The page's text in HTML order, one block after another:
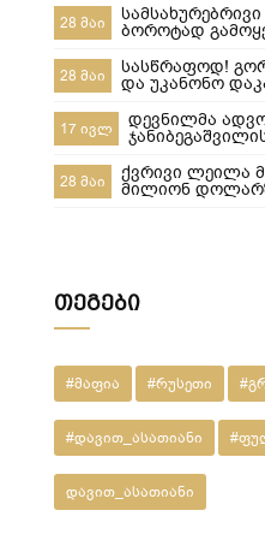
28 მაი ბოროტად
ხდება გორში
28 მაი სასწრაფოდ!
და უკანონო
პოლიციელები
ნახოს, რა
პოლიციელმა
ახლა კ
17 ივლ დევნილმა
დევნილთა
28 მაი ქვრივი ლეილა
მილიონ
სასტუმროს
თეგები
#მაფია #რუსეთი
#დავით_ასათიანი
დავით_ასათიანი